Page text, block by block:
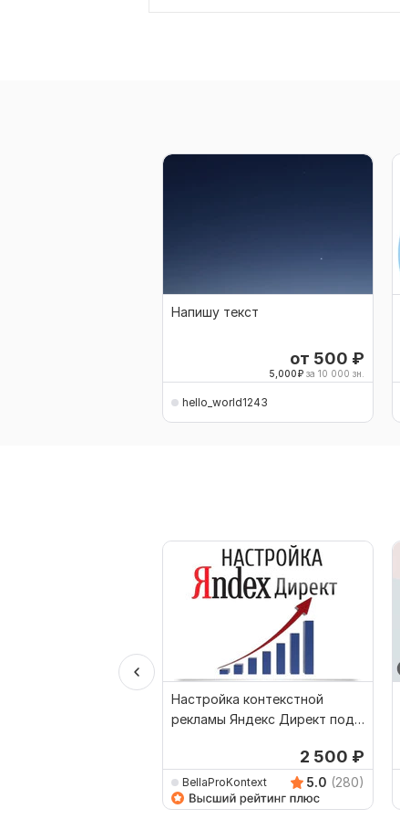
Напишу текст
от 500 ₽
5,000₽ за 10 000 зн.
hello_world1243
Настройка контекстной
рекламы Яндекс Директ под
2 500 ₽
BellaProKontext 5.0 (280)